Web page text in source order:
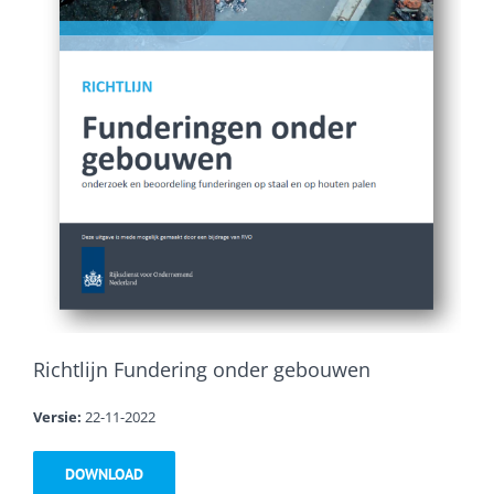
Richtlijn Fundering onder gebouwen
Versie: 22-11-2022
DOWNLOAD